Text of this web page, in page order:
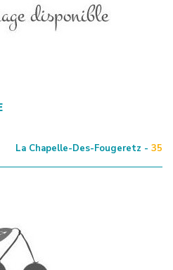
La Chapelle-Des-Fougeretz - 35